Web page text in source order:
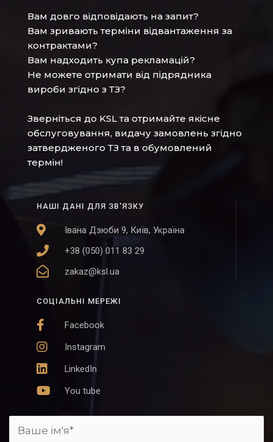
Вам довго відповідають на запит?
Вам зривають терміни відвантаження за
контрактами?
Вам надходить купа рекламацій?
Не можете отримати від підрядника
вироби згідно з ТЗ?
Зверніться до KSL та отримайте якісне
обслуговування, видачу замовлень згідно
затвердженого ТЗ та в обумовлений
термін!
НАШІ ДАНІ ДЛЯ ЗВ'ЯЗКУ
Івана Дзюби 9, Київ, Україна
+38 (050) 011 83 29
zakaz@ksl.ua
СОЦІАЛЬНІ МЕРЕЖІ
Facebook
Instagram
LinkedIn
You tube